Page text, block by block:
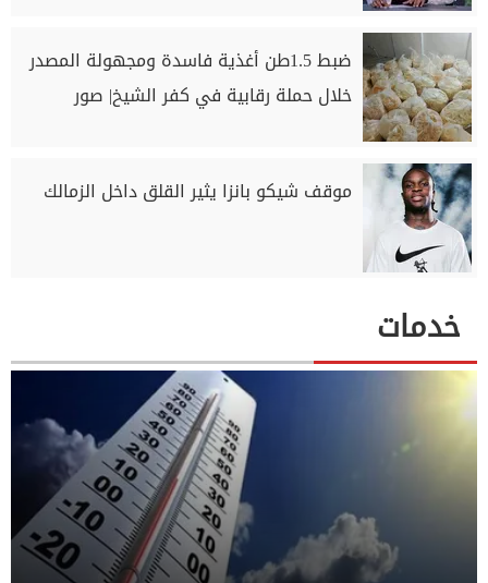
ضبط 1.5طن أغذية فاسدة ومجهولة المصدر
خلال حملة رقابية في كفر الشيخ| صور
موقف شيكو بانزا يثير القلق داخل الزمالك
خدمات